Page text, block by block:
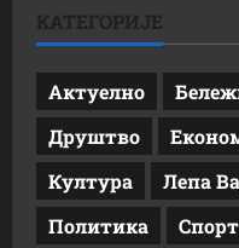
КАТЕГОРИЈЕ
Актуелно
Друштво
Култура
Лепа
Политика
Спорт